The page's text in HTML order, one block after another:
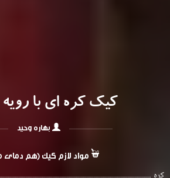
کیک کره ای با
بهاره وحید
مواد لازم کیک (هم